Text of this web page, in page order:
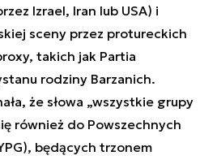
Izrael, Iran lub USA) i
sceny przez protureckich
takich jak Partia
rodziny Barzanich.
że słowa „wszystkie grupy
również do Powszechnych
będących trzonem